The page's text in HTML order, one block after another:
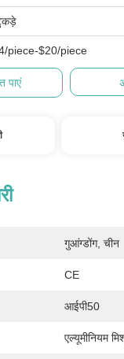
piece-$20/piece
पाएं
गुआंग्डोंग, चीन
CE
आईपी50
एल्यूमीनियम